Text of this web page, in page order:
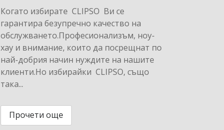
Когато избирате CLIPSO Ви се
гарантира безупречно качество на
обслужването.Професионализъм, ноу-
хау и внимание, които да посрещнат по
най-добрия начин нуждите на нашите
клиенти.Но избирайки CLIPSO, също
така...
Прочети още